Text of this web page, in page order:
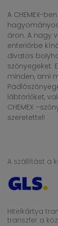
A CHEMEX-
áron. A nagy
enteriőrbe
divatos
szőnyegeket.
minden, ami
lábtörlőket,
CHEMEX
szeretettel!
A szállítást a
Hitelkártya
transzfer a